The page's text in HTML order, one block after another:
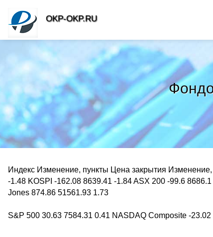
Индекс Изменение, пункты Цена закрытия
-1.48 KOSPI -162.08 8639.41 -1.84 ASX 200 -99.6
Jones 874.86 51561.93 1.73
S&P 500 30.63 7584.31 0.41 NASDAQ Composite -
OKP-OKP.RU